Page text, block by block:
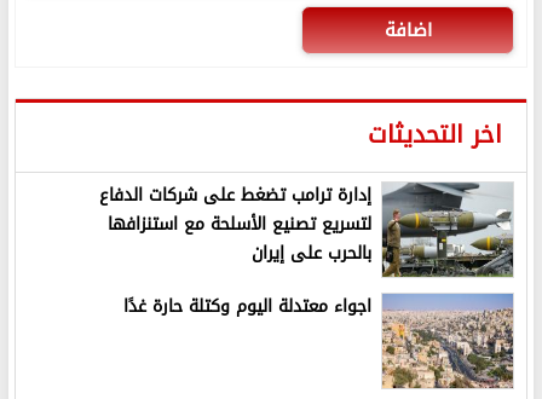
اضافة
اخر التحديثات
إدارة ترامب تضغط على شركات الدفاع
لتسريع تصنيع الأسلحة مع استنزافها
بالحرب على إيران
اجواء معتدلة اليوم وكتلة حارة غدًا